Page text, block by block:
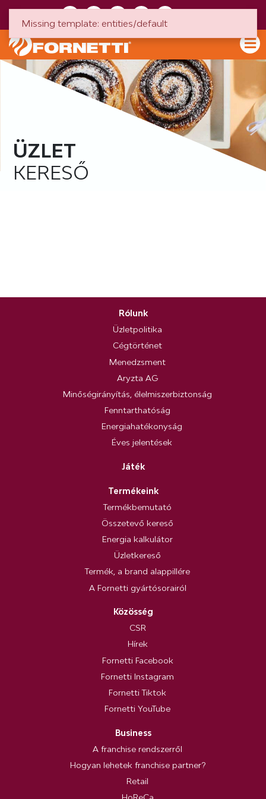
ÜZLET
KERESŐ
Rólunk
Üzletpolitika
Cégtörténet
Menedzsment
Aryzta AG
Minőségirányítás, élelmiszerbiztonság
Fenntarthatóság
Energiahatékonyság
Éves jelentések
Játék
Termékeink
Termékbemutató
Összetevő kereső
Energia kalkulátor
Üzletkereső
Termék, a brand alappillére
A Fornetti gyártósorairól
Közösség
CSR
Hírek
Fornetti Facebook
Fornetti Instagram
Fornetti Tiktok
Fornetti YouTube
Business
A franchise rendszerről
Hogyan lehetek franchise partner?
Retail
Missing template: entities/default